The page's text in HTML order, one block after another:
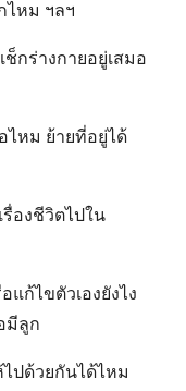
ไหม ฯลฯ
กร่างกายอยู่เสมอ
ไหม ย้ายที่อยู่ได้
องชีวิตไปใน
ก้ไขตัวเองยังไง
มีลูก
ไปด้วยกันได้ไหม